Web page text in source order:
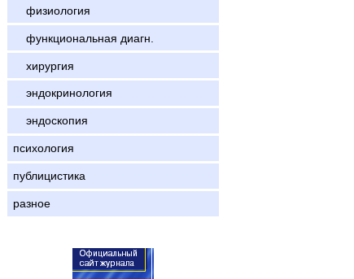
физиология
функциональная диагн.
хирургия
эндокринология
эндоскопия
психология
публицистика
разное